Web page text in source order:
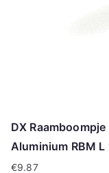
DX
Aluminium RBM L
€9.87